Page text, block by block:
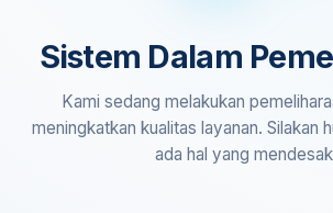
Sistem Dalam
Kami sedang melakukan
meningkatkan kualitas layanan. Silakan
ada hal yang